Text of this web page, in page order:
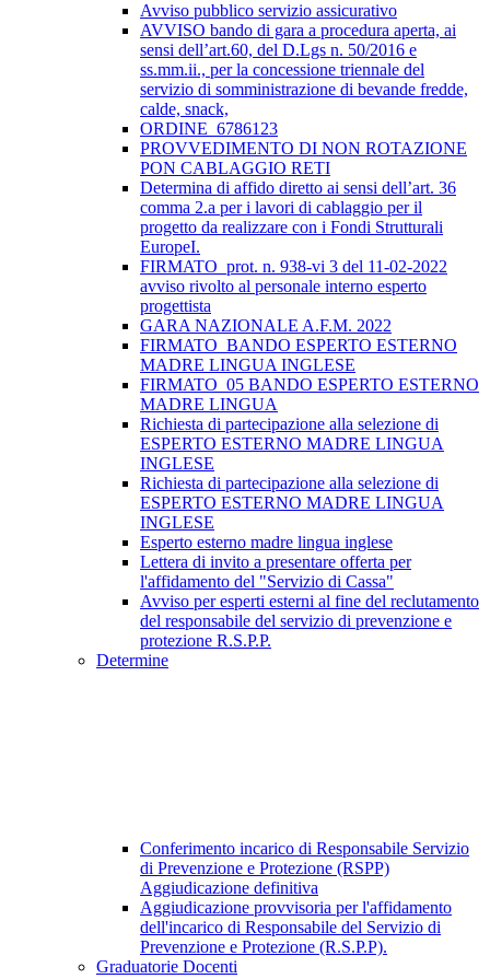
Avviso pubblico servizio assicurativo
AVVISO bando di gara a procedura aperta, ai
sensi dell’art.60, del D.Lgs n. 50/2016 e
ss.mm.ii., per la concessione triennale del
servizio di somministrazione di bevande fredde,
calde, snack,
ORDINE_6786123
PROVVEDIMENTO DI NON ROTAZIONE
PON CABLAGGIO RETI
Determina di affido diretto ai sensi dell’art. 36
comma 2.a per i lavori di cablaggio per il
progetto da realizzare con i Fondi Strutturali
EuropeI.
FIRMATO_prot. n. 938-vi 3 del 11-02-2022
avviso rivolto al personale interno esperto
progettista
GARA NAZIONALE A.F.M. 2022
FIRMATO_BANDO ESPERTO ESTERNO
MADRE LINGUA INGLESE
FIRMATO_05 BANDO ESPERTO ESTERNO
MADRE LINGUA
Richiesta di partecipazione alla selezione di
ESPERTO ESTERNO MADRE LINGUA
INGLESE
Richiesta di partecipazione alla selezione di
ESPERTO ESTERNO MADRE LINGUA
INGLESE
Esperto esterno madre lingua inglese
Lettera di invito a presentare offerta per
l'affidamento del "Servizio di Cassa"
Avviso per esperti esterni al fine del reclutamento
del responsabile del servizio di prevenzione e
protezione R.S.P.P.
Determine
Conferimento incarico di Responsabile Servizio
di Prevenzione e Protezione (RSPP)
Aggiudicazione definitiva
Aggiudicazione provvisoria per l'affidamento
dell'incarico di Responsabile del Servizio di
Prevenzione e Protezione (R.S.P.P).
Graduatorie Docenti